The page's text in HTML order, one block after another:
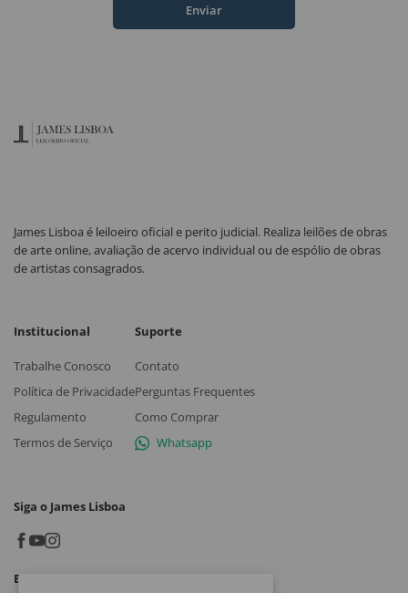
Enviar
James Lisboa é leiloeiro oficial e perito judicial. Realiza leilões de obras
de arte online, avaliação de acervo individual ou de espólio de obras
de artistas consagrados.
Institucional
Trabalhe Conosco
Política de Privacidade
Regulamento
Termos de Serviço
Suporte
Contato
Perguntas Frequentes
Como Comprar
Whatsapp
Siga o James Lisboa
Baixe o App